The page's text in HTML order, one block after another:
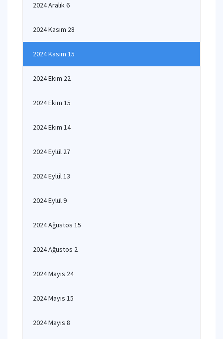
2024 Aralık 6
2024 Kasım 28
2024 Kasım 15
2024 Ekim 22
2024 Ekim 15
2024 Ekim 14
2024 Eylül 27
2024 Eylül 13
2024 Eylül 9
2024 Ağustos 15
2024 Ağustos 2
2024 Mayıs 24
2024 Mayıs 15
2024 Mayıs 8